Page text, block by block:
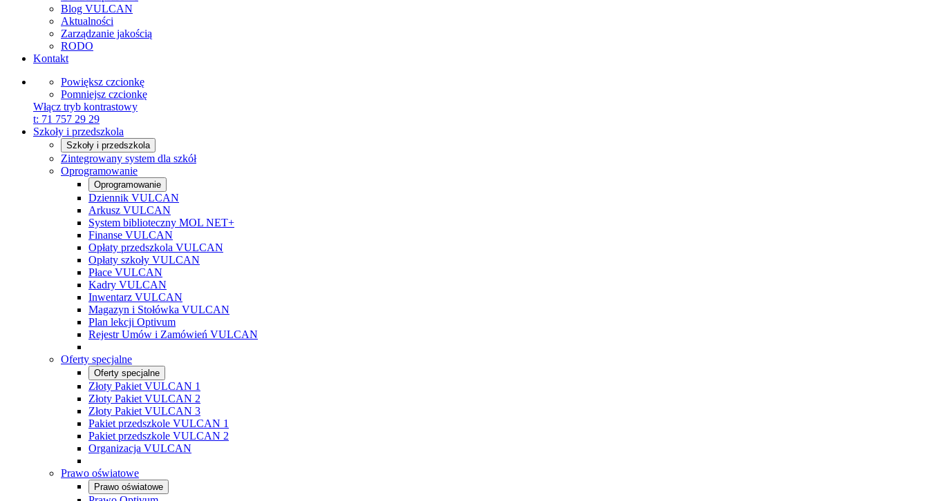
Blog VULCAN
Aktualności
Zarządzanie jakością
RODO
Kontakt
Powiększ czcionkę
Pomniejsz czcionkę
Włącz tryb kontrastowy
t: 71 757 29 29
Szkoły i przedszkola
Szkoły i przedszkola
Zintegrowany system dla szkół
Oprogramowanie
Oprogramowanie
Dziennik VULCAN
Arkusz VULCAN
System biblioteczny MOL NET+
Finanse VULCAN
Opłaty przedszkola VULCAN
Opłaty szkoły VULCAN
Płace VULCAN
Kadry VULCAN
Inwentarz VULCAN
Magazyn i Stołówka VULCAN
Plan lekcji Optivum
Rejestr Umów i Zamówień VULCAN
Oferty specjalne
Oferty specjalne
Złoty Pakiet VULCAN 1
Złoty Pakiet VULCAN 2
Złoty Pakiet VULCAN 3
Pakiet przedszkole VULCAN 1
Pakiet przedszkole VULCAN 2
Organizacja VULCAN
Prawo oświatowe
Prawo oświatowe